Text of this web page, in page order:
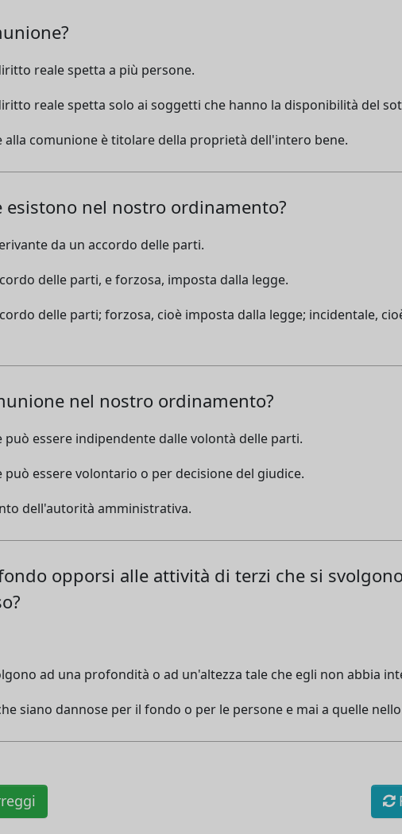
reale spetta a più persone.
reale spetta solo ai soggetti che hanno la disponibilità del
comunione è titolare della proprietà dell'intero bene.
nel nostro ordinamento?
da un accordo delle parti.
delle parti, e forzosa, imposta dalla legge.
delle parti; forzosa, cioè imposta dalla legge; incidentale,
nel nostro ordinamento?
essere indipendente dalle volontà delle parti.
essere volontario o per decisione del giudice.
dell'autorità amministrativa.
opporsi alle attività di terzi che si
ad una profondità o ad un'altezza tale che egli non abbia
siano dannose per il fondo o per le persone e mai a quelle